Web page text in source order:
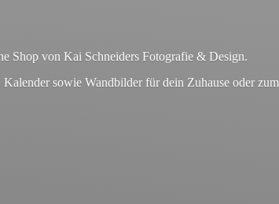
Shop von Kai Schneiders Fotografie & Design.
sowie Wandbilder für dein Zuhause oder zum